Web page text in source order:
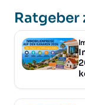
Ratgeber